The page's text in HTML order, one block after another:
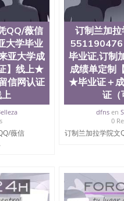
QQ/薇信
大学毕业
亚大学成
】线上★
信网认证
上
薇信
订制兰加
551190476
毕业证,订制
成绩单定制
★毕业证＋
证（
dfnsen
0
订制兰加拉学院文